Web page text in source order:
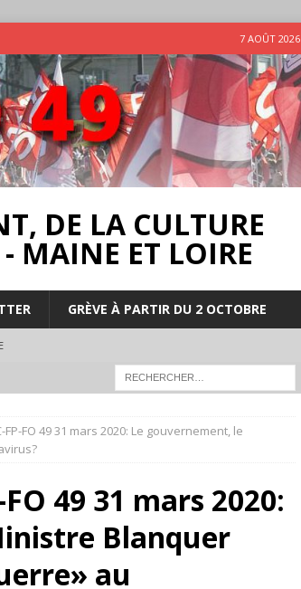
7 AOÛT 2026
DE LA CULTURE
MAINE ET LOIRE
GRÈVE À PARTIR DU 2 OCTOBRE
FP-FO 49 31 mars 2020: Le gouvernement, le
49 31 mars 2020:
Blanquer
au